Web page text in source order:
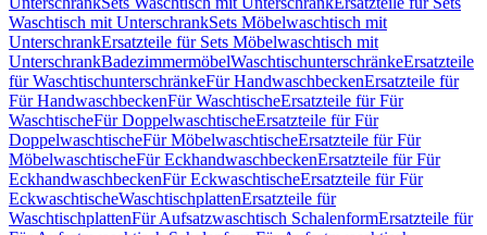
Waschtisch mit UnterschrankSets Möbelwaschtisch mit
UnterschrankErsatzteile für Sets Möbelwaschtisch mit
UnterschrankBadezimmermöbelWaschtischunterschränkeErsatzteile
für WaschtischunterschränkeFür HandwaschbeckenErsatzteile für
Für HandwaschbeckenFür WaschtischeErsatzteile für Für
WaschtischeFür DoppelwaschtischeErsatzteile für Für
DoppelwaschtischeFür MöbelwaschtischeErsatzteile für Für
MöbelwaschtischeFür EckhandwaschbeckenErsatzteile für Für
EckhandwaschbeckenFür EckwaschtischeErsatzteile für Für
EckwaschtischeWaschtischplattenErsatzteile für
WaschtischplattenFür Aufsatzwaschtisch SchalenformErsatzteile für